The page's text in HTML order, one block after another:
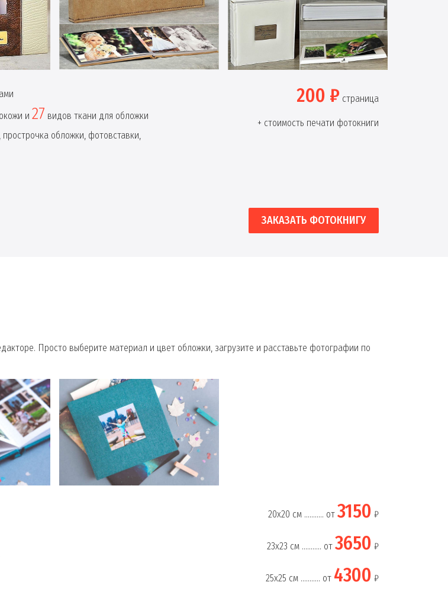
и 27 видов ткани для обложки
обложки, фотовставки,
200 ₽ страница
+ стоимость печати фотокниги
ЗАКАЗАТЬ ФОТОКНИГУ
Просто выберите материал и цвет обложки, загрузите и расставьте фотографии по
20х20 см ........... от 3150 ₽
23х23 см ........... от 3650 ₽
25х25 см ........... от 4300 ₽